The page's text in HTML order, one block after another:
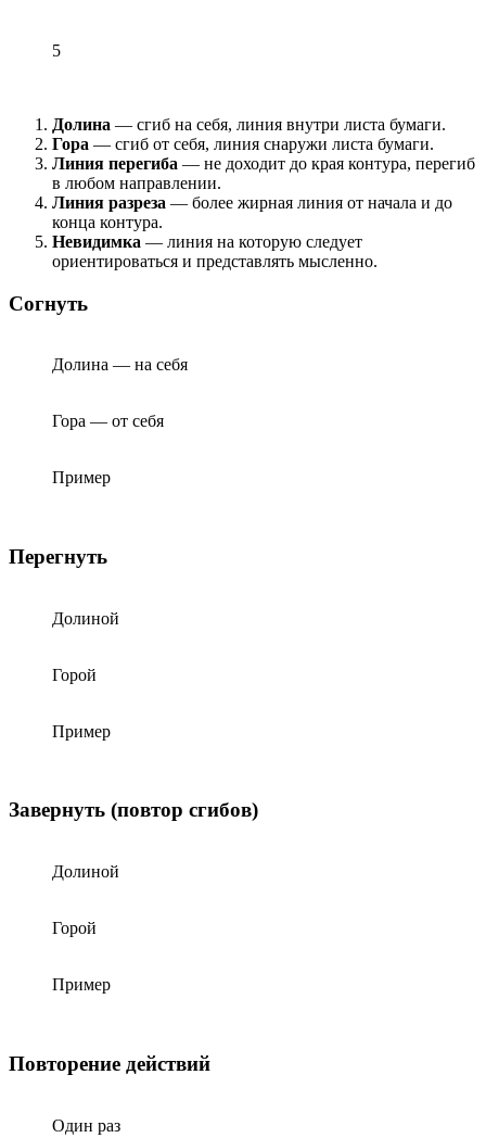
5
Долина — сгиб на себя, линия внутри листа бумаги.
Гора — сгиб от себя, линия снаружи листа бумаги.
Линия перегиба — не доходит до края контура, перегиб
в любом направлении.
Линия разреза — более жирная линия от начала и до
конца контура.
Невидимка — линия на которую следует
ориентироваться и представлять мысленно.
Согнуть
Долина — на себя
Гора — от себя
Пример
Перегнуть
Долиной
Горой
Пример
Завернуть (повтор сгибов)
Долиной
Горой
Пример
Повторение действий
Один раз